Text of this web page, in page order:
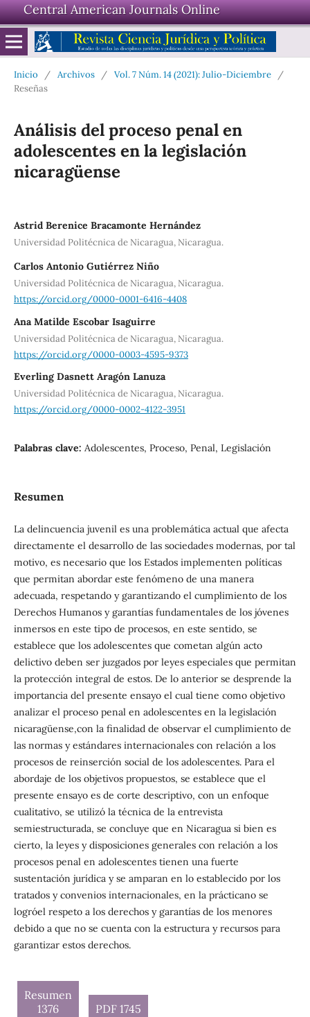
Central American Journals Online
Inicio / Archivos / Vol. 7 Núm. 14 (2021): Julio-Diciembre
/
Reseñas
Análisis del proceso penal en
adolescentes en la legislación
nicaragüense
Astrid Berenice Bracamonte Hernández
Universidad Politécnica de Nicaragua, Nicaragua.
Carlos Antonio Gutiérrez Niño
Universidad Politécnica de Nicaragua, Nicaragua.
https://orcid.org/0000-0001-6416-4408
Ana Matilde Escobar Isaguirre
Universidad Politécnica de Nicaragua, Nicaragua.
https://orcid.org/0000-0003-4595-9373
Everling Dasnett Aragón Lanuza
Universidad Politécnica de Nicaragua, Nicaragua.
https://orcid.org/0000-0002-4122-3951
Palabras clave: Adolescentes, Proceso, Penal, Legislación
Resumen
La delincuencia juvenil es una problemática actual que afecta
directamente el desarrollo de las sociedades modernas, por tal
motivo, es necesario que los Estados implementen políticas
que permitan abordar este fenómeno de una manera
adecuada, respetando y garantizando el cumplimiento de los
Derechos Humanos y garantías fundamentales de los jóvenes
inmersos en este tipo de procesos, en este sentido, se
establece que los adolescentes que cometan algún acto
delictivo deben ser juzgados por leyes especiales que permitan
la protección integral de estos. De lo anterior se desprende la
importancia del presente ensayo el cual tiene como objetivo
analizar el proceso penal en adolescentes en la legislación
nicaragüense,con la finalidad de observar el cumplimiento de
las normas y estándares internacionales con relación a los
procesos de reinserción social de los adolescentes. Para el
abordaje de los objetivos propuestos, se establece que el
presente ensayo es de corte descriptivo, con un enfoque
cualitativo, se utilizó la técnica de la entrevista
semiestructurada, se concluye que en Nicaragua si bien es
cierto, la leyes y disposiciones generales con relación a los
procesos penal en adolescentes tienen una fuerte
sustentación jurídica y se amparan en lo establecido por los
tratados y convenios internacionales, en la prácticano se
logróel respeto a los derechos y garantías de los menores
debido a que no se cuenta con la estructura y recursos para
garantizar estos derechos.
Resumen
1376
PDF 1745